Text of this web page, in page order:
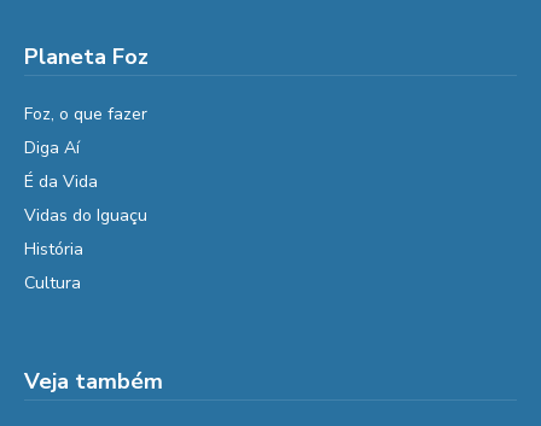
Planeta Foz
Foz, o que fazer
Diga Aí
É da Vida
Vidas do Iguaçu
História
Cultura
Veja também